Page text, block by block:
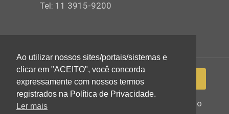
Tel: 11 3915-9200
2022 © Igreja Assembleia de Deus Ministério
Ao utilizar nossos sites/portais/sistemas e
clicar em "ACEITO", você concorda
expressamente com nossos termos
registrados na Política de Privacidade.
Ler mais